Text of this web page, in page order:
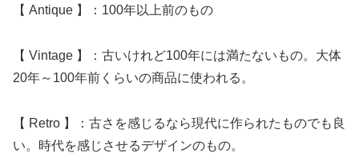
【 Antique 】：100年以上前のもの
【 Vintage 】：古いけれど100年には満たないもの。大体
20年～100年前くらいの商品に使われる。
【 Retro 】：古さを感じるなら現代に作られたものでも良
い。時代を感じさせるデザインのもの。